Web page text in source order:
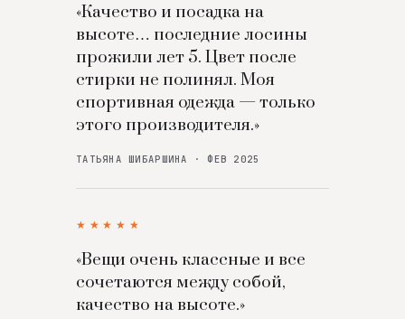
«Качество и посадка на
высоте… последние лосины
прожили лет 5. Цвет после
стирки не полинял. Моя
спортивная одежда — только
этого производителя.»
ТАТЬЯНА ШИБАРШИНА · ФЕВ 2025
★★★★★
«Вещи очень классные и все
сочетаются между собой,
качество на высоте.»